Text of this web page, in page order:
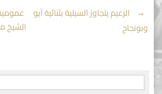
Post
←
الزعيم يتجاوز السيلية بثنائية آيو
وبونجاح
الشيخ